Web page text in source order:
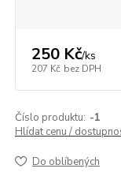
250 Kč/ks
207 Kč bez DPH
Číslo produktu: -1
Hlídat cenu /
Do oblíbených